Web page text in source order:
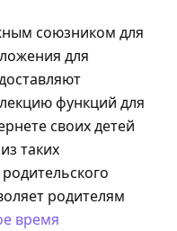
союзником для
для
функций для
своих детей
таких
родителям
время